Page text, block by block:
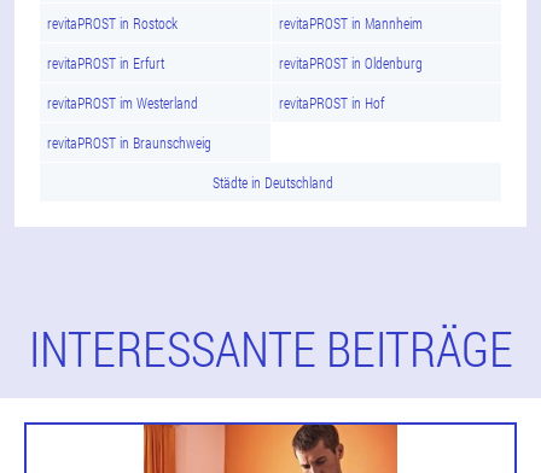
revitaPROST in Rostock revitaPROST in Mannheim
revitaPROST in Erfurt revitaPROST in Oldenburg
revitaPROST im Westerland revitaPROST in Hof
revitaPROST in Braunschweig
Städte in Deutschland
INTERESSANTE BEITRÄGE